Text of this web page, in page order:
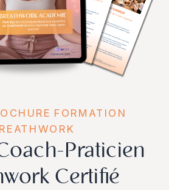
Praticien
Certifié
FORMATION